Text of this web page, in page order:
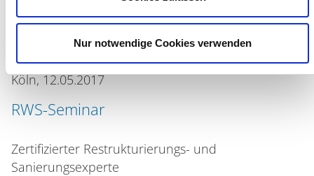
Nur notwendige Cookies verwenden
Sanierungsbereich
Köln,12.05.2017
RWS-Seminar
Zertifizierter Restrukturierungs- und
Sanierungsexperte